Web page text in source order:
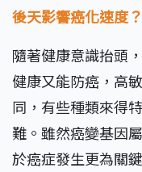
後天影響癌化速度
隨著健康意識抬頭
健康又能防癌，高
同，有些種類來得
難。雖然癌變基因
於癌症發生更為關